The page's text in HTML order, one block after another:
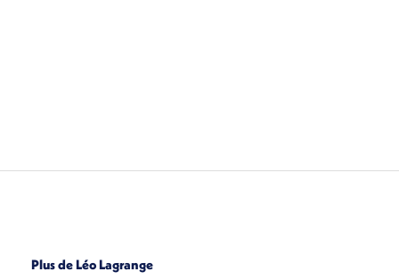
Plus de Léo Lagrange